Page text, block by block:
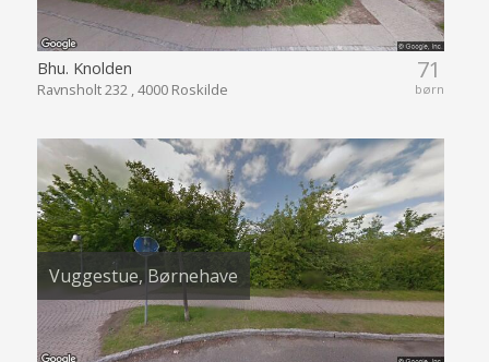
71
børn
Bhu. Knolden
Ravnsholt 232 , 4000 Roskilde
Vuggestue, Børnehave